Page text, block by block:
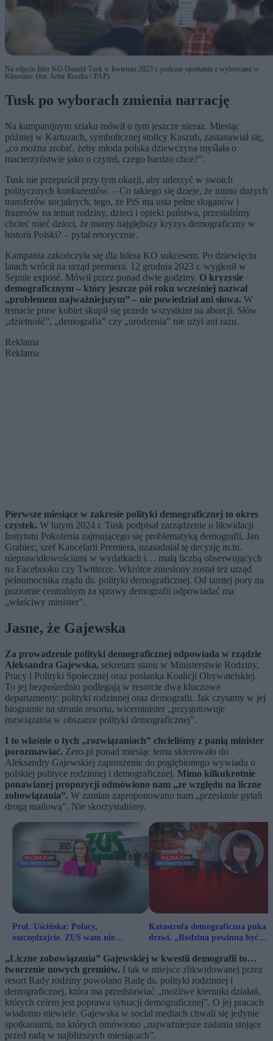
Na zdjęciu lider KO Donald Tusk w kwietniu 2023 r. podczas spotkania z wyborcami w
Kleosinie. (fot. Artur Reszko / PAP)
Tusk po wyborach zmienia narrację
Na kampanijnym szlaku mówił o tym jeszcze nieraz. Miesiąc
później w Kartuzach, symbolicznej stolicy Kaszub, zastanawiał się,
„co można zrobić, żeby młoda polska dziewczyna myślała o
macierzyństwie jako o czymś, czego bardzo chce?”.
Tusk nie przepuścił przy tym okazji, aby uderzyć w swoich
politycznych konkurentów. – Co takiego się dzieje, że mimo dużych
transferów socjalnych, tego, że PiS ma usta pełne sloganów i
frazesów na temat rodziny, dzieci i opieki państwa, przestaliśmy
chcieć mieć dzieci, że mamy najgłębszy kryzys demograficzny w
historii Polski? – pytał retorycznie.
Kampania zakończyła się dla lidera KO sukcesem. Po dziewięciu
latach wrócił na urząd premiera. 12 grudnia 2023 r. wygłosił w
Sejmie exposé. Mówił przez ponad dwie godziny. O kryzysie
demograficznym – który jeszcze pół roku wcześniej nazwał
„problemem najważniejszym” – nie powiedział ani słowa. W
temacie praw kobiet skupił się przede wszystkim na aborcji. Słów
„dzietność”, „demografia” czy „urodzenia” nie użył ani razu.
Reklama
Reklama
Pierwsze miesiące w zakresie polityki demograficznej to okres
czystek. W lutym 2024 r. Tusk podpisał zarządzenie o likwidacji
Instytutu Pokolenia zajmującego się problematyką demografii. Jan
Grabiec, szef Kancelarii Premiera, uzasadniał tę decyzję m.in.
nieprawidłowościami w wydatkach i… małą liczbą obserwujących
na Facebooku czy Twitterze. Wkrótce zniesiony został też urząd
pełnomocnika rządu ds. polityki demograficznej. Od tamtej pory na
poziomie centralnym za sprawy demografii odpowiadać ma
„właściwy minister”.
Jasne, że Gajewska
Za prowadzenie polityki demograficznej odpowiada w rządzie
Aleksandra Gajewska, sekretarz stanu w Ministerstwie Rodziny,
Pracy i Polityki Społecznej oraz posłanka Koalicji Obywatelskiej.
To jej bezpośrednio podlegają w resorcie dwa kluczowe
departamenty: polityki rodzinnej oraz demografii. Jak czytamy w jej
biogramie na stronie resortu, wiceminister „przygotowuje
rozwiązania w obszarze polityki demograficznej”.
I to właśnie o tych „rozwiązaniach” chcieliśmy z panią minister
porozmawiać. Zero.pl ponad miesiąc temu skierowało do
Aleksandry Gajewskiej zaproszenie do pogłębionego wywiadu o
polskiej polityce rodzinnej i demograficznej. Mimo kilkukrotnie
ponawianej propozycji odmówiono nam „ze względu na liczne
zobowiązania”. W zamian zaproponowano nam „przesłanie pytań
drogą mailową”. Nie skorzystaliśmy.
Prof. Uścińska: Polacy,
oszczędzajcie. ZUS wam nie
Katastrofa demograficzna puka
drzwi. „Rodzina powinna być
„Liczne zobowiązania” Gajewskiej w kwestii demografii to…
tworzenie nowych gremiów. I tak w miejsce zlikwidowanej przez
resort Rady rodziny powołano Radę ds. polityki rodzinnej i
demograficznej, która ma przedstawiać „możliwe kierunki działań,
których celem jest poprawa sytuacji demograficznej”. O jej pracach
wiadomo niewiele. Gajewska w social mediach chwali się jedynie
spotkaniami, na których omówiono „najważniejsze zadania stojące
przed radą w najbliższych miesiącach”.